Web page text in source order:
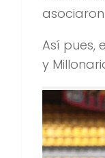
Así pues,
y